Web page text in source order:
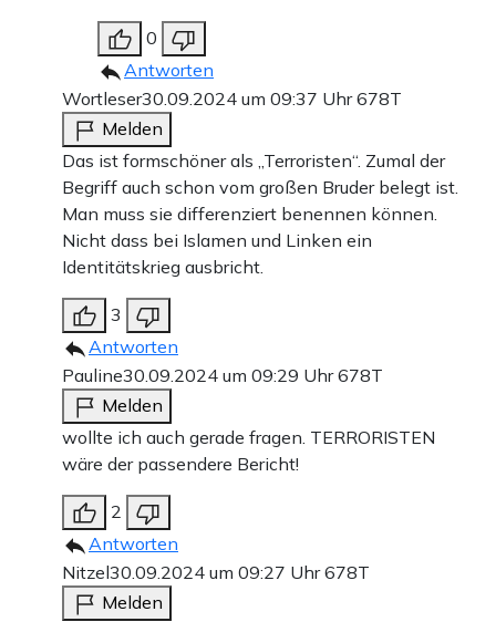
0
Antworten
Wortleser30.09.2024 um 09:37 Uhr678T
Melden
Das ist formschöner als „Terroristen“. Zumal der
Begriff auch schon vom großen Bruder belegt ist.
Man muss sie differenziert benennen können.
Nicht dass bei Islamen und Linken ein
Identitätskrieg ausbricht.
3
Antworten
Pauline30.09.2024 um 09:29 Uhr678T
Melden
wollte ich auch gerade fragen. TERRORISTEN
wäre der passendere Bericht!
2
Antworten
Nitzel30.09.2024 um 09:27 Uhr678T
Melden